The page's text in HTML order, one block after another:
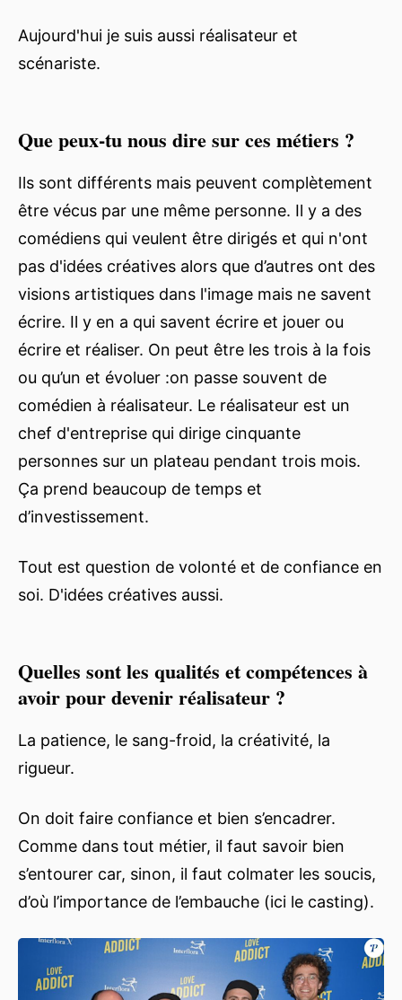
Aujourd'hui je suis aussi réalisateur et
scénariste.
Que peux-tu nous dire sur ces métiers ?
Ils sont différents mais peuvent complètement
être vécus par une même personne. Il y a des
comédiens qui veulent être dirigés et qui n'ont
pas d'idées créatives alors que d’autres ont des
visions artistiques dans l'image mais ne savent
écrire. Il y en a qui savent écrire et jouer ou
écrire et réaliser. On peut être les trois à la fois
ou qu’un et évoluer :on passe souvent de
comédien à réalisateur. Le réalisateur est un
chef d'entreprise qui dirige cinquante
personnes sur un plateau pendant trois mois.
Ça prend beaucoup de temps et
d’investissement.
Tout est question de volonté et de confiance en
soi. D'idées créatives aussi.
Quelles sont les qualités et compétences à
avoir pour devenir réalisateur ?
La patience, le sang-froid, la créativité, la
rigueur.
On doit faire confiance et bien s’encadrer.
Comme dans tout métier, il faut savoir bien
s’entourer car, sinon, il faut colmater les soucis,
d’où l’importance de l’embauche (ici le casting).